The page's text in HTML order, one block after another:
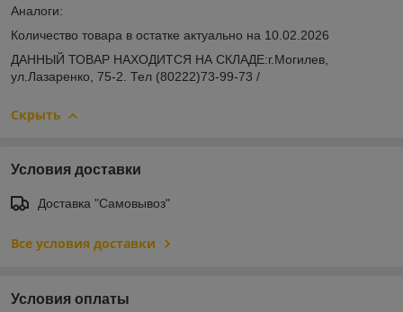
Аналоги:
Количество товара в остатке актуально на 10.02.2026
ДАННЫЙ ТОВАР НАХОДИТСЯ НА СКЛАДE:г.Могилев,
ул.Лазаренко, 75-2. Тел (80222)73-99-73 /
Скрыть
Условия доставки
Доставка "Самовывоз"
Все условия доставки
Условия оплаты